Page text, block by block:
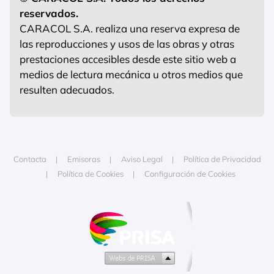
reservados.
CARACOL S.A. realiza una reserva expresa de
las reproducciones y usos de las obras y otras
prestaciones accesibles desde este sitio web a
medios de lectura mecánica u otros medios que
resulten adecuados.
Contacta Emisoras Aviso Legal
Política de Privacidad
Política de Cookies
Configuración de Cookies